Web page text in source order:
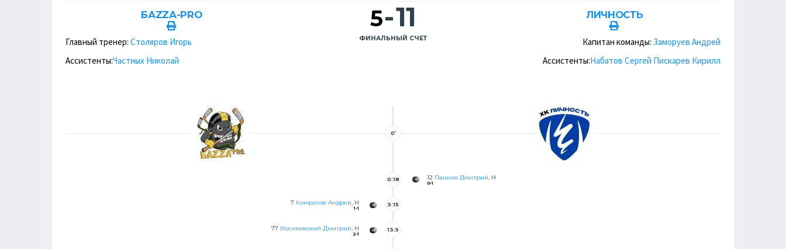
БАZZА-PRO
Главный тренер: Столяров Игорь
Ассистенты:Частных Николай
5-11
ФИНАЛЬНЫЙ СЧЕТ
ЛИЧНОСТЬ
Капитан команды: Заморуев Андрей
Ассистенты:Набатов Сергей Пискарев Кирилл
0’
12 Панков Дмитрий, Н
0-1
0:18
7 Комратов Андрей, Н
1-1
3:15
77 Иосилевский Дмитрий, Н
2-1
13:5